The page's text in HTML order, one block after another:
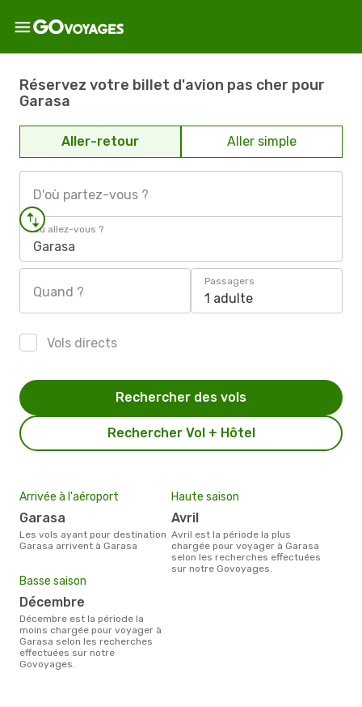
Réservez votre billet d'avion pas cher pour
Garasa
Aller-retour Aller simple
D'où partez-vous ?
Où allez-vous ?
Garasa
Quand ?
Passagers
1 adulte
Vols directs
Rechercher Vol + Hôtel
Rechercher des vols
Arrivée à l'aéroport
Garasa
Les vols ayant pour destination
Garasa arrivent à Garasa
Haute saison
avril
avril est la période la plus
chargée pour voyager à Garasa
selon les recherches effectuées
sur notre Govoyages.
Basse saison
décembre
décembre est la période la
moins chargée pour voyager à
Garasa selon les recherches
effectuées sur notre
Govoyages.